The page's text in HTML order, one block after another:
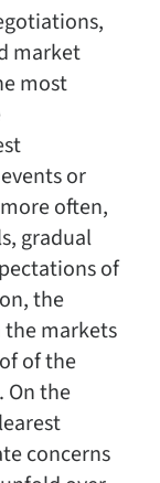
market
most
or
often,
gradual
of
the
the markets
of the
On the
concerns